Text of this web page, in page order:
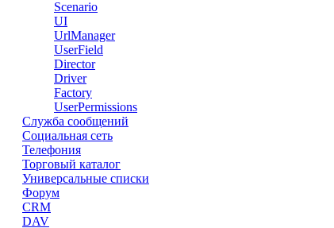
Scenario
UI
UrlManager
UserField
Director
Driver
Factory
UserPermissions
Служба сообщений
Социальная сеть
Телефония
Торговый каталог
Универсальные списки
Форум
CRM
DAV